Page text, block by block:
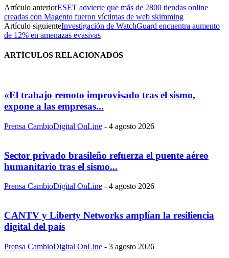
Artículo anteriorESET advierte que más de 2800 tiendas online
creadas con Magento fueron víctimas de web skimming
Artículo siguienteInvestigación de WatchGuard encuentra aumento
de 12% en amenazas evasivas
ARTÍCULOS RELACIONADOS
«El trabajo remoto improvisado tras el sismo,
expone a las empresas...
Prensa CambioDigital OnLine - 4 agosto 2026
Sector privado brasileño refuerza el puente aéreo
humanitario tras el sismo...
Prensa CambioDigital OnLine - 4 agosto 2026
CANTV y Liberty Networks amplían la resiliencia
digital del país
Prensa CambioDigital OnLine - 3 agosto 2026